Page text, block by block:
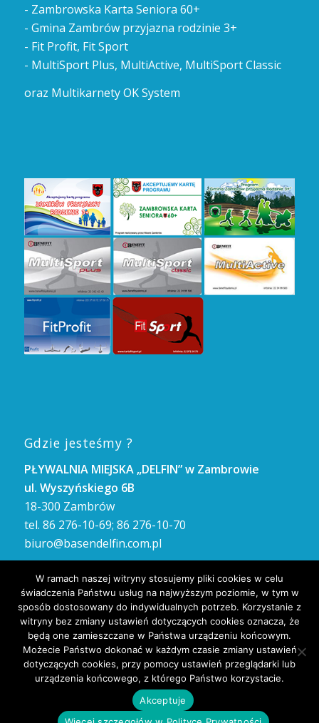
- Zambrowska Karta Seniora 60+
- Gmina Zambrów przyjazna rodzinie 3+
- Fit Profit, Fit Sport
- MultiSport Plus, MultiActive, MultiSport Classic
oraz Multikarnety OK System
Gdzie jesteśmy ?
PŁYWALNIA MIEJSKA „DELFIN” w Zambrowie
ul. Wyszyńskiego 6B
18-300 Zambrów
tel. 86 276-10-69; 86 276-10-70
biuro@basendelfin.com.pl
GODZINY OTWARCIA
Poniedziałek – Piątek: 8.00 – 21.00
Sobota i Niedziela: 8.00 – 21.00
2017 © Copyright - :: Pływalnia Miejska DELFIN - Zambrów :: Projekt i
W ramach naszej witryny stosujemy pliki cookies w celu
świadczenia Państwu usług na najwyższym poziomie, w tym w
sposób dostosowany do indywidualnych potrzeb. Korzystanie z
witryny bez zmiany ustawień dotyczących cookies oznacza, że
będą one zamieszczane w Państwa urządzeniu końcowym.
Możecie Państwo dokonać w każdym czasie zmiany ustawień
dotyczących cookies, przy pomocy ustawień przeglądarki lub
urządzenia końcowego, z którego Państwo korzystacie.
Akceptuje